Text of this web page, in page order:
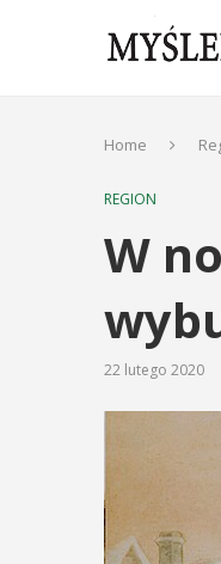
Home
REGION
W
22 lutego 2020